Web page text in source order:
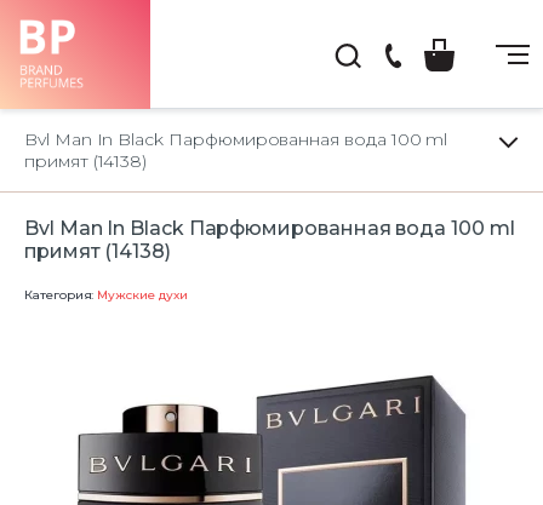
66-
22
Bvl Man In Black Парфюмированная вода 100 ml
примят (14138)
Bvl Man In Black Парфюмированная вода 100 ml
примят (14138)
Категория: Мужские духи